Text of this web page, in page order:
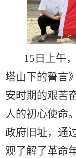
15日上午
塔山下的誓言
安时期的艰苦
人的初心使命
政府旧址，通
观了解了革命